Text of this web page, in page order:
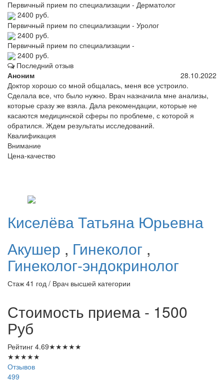
Первичный прием по специализации - Дерматолог
2400 руб.
Первичный прием по специализации - Уролог
2400 руб.
Первичный прием по специализации -
2400 руб.
Последний отзыв
Аноним
28.10.2022
Доктор хорошо со мной общалась, меня все устроило.
Сделала все, что было нужно. Врач назначила мне анализы,
которые сразу же взяла. Дала рекомендации, которые не
касаются медицинской сферы по проблеме, с которой я
обратился. Ждем результаты исследований.
Квалификация
Внимание
Цена-качество
КиселёваТатьяна Юрьевна
Акушер , Гинеколог ,
Гинеколог-эндокринолог
Стаж 41 год / Врач высшей категории
Стоимость приема - 1500
Руб
Рейтинг 4.69★★★★★
★★★★★
Отзывов
499